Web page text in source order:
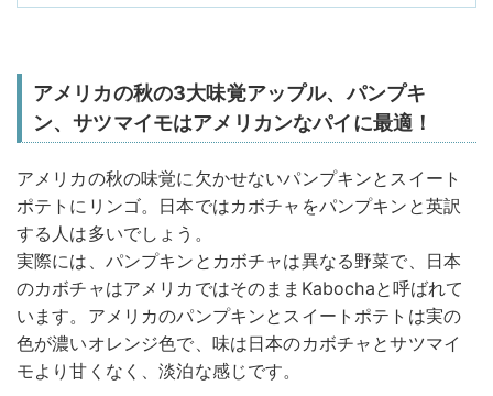
アメリカの秋の3大味覚アップル、パンプキ
ン、サツマイモはアメリカンなパイに最適！
アメリカの秋の味覚に欠かせないパンプキンとスイート
ポテトにリンゴ。日本ではカボチャをパンプキンと英訳
する人は多いでしょう。
実際には、パンプキンとカボチャは異なる野菜で、日本
のカボチャはアメリカではそのままKabochaと呼ばれて
います。アメリカのパンプキンとスイートポテトは実の
色が濃いオレンジ色で、味は日本のカボチャとサツマイ
モより甘くなく、淡泊な感じです。